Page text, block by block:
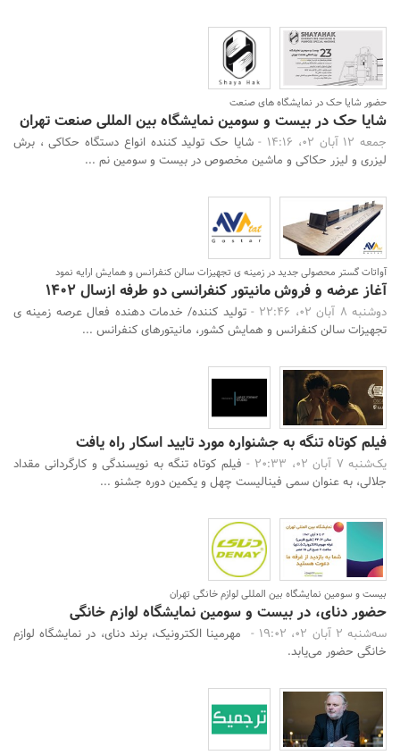
حضور شایا حک در نمایشگاه های صنعت
شایا حک در بیست و سومین نمایشگاه بین المللی صنعت تهران
جمعه 12 آبان 02، 14:16 -
شایا حک تولید کننده انواع دستگاه حکاکی ، برش
لیزری و لیزر حکاکی و ماشین مخصوص در بیست و سومین نم ...
آواتات گستر محصولی جدید در زمینه ی تجهیزات سالن کنفرانس و همایش ارایه نمود
آغاز عرضه و فروش مانیتور کنفرانسی دو طرفه ازسال 1402
دوشنبه 8 آبان 02، 22:46 -
تولید کننده/ خدمات دهنده فعال عرصه زمینه ی
تجهیزات سالن کنفرانس و همایش کشور، مانیتورهای کنفرانس ...
فیلم کوتاه تنگه به جشنواره مورد تایید اسکار راه یافت
یک‌شنبه 7 آبان 02، 20:33 -
فیلم کوتاه تنگه به نویسندگی و کارگردانی مقداد
جلالی، به عنوان سمی فینالیست چهل و یکمین دوره جشنو ...
بیست و سومین نمایشگاه بین المللی لوازم خانگی تهران
حضور دنای، در بیست و سومین نمایشگاه لوازم خانگی
سه‌شنبه 2 آبان 02، 19:02 -
مهرمینا الکترونیک، برند دنای، در نمایشگاه لوازم
خانگی حضور می‌یابد.